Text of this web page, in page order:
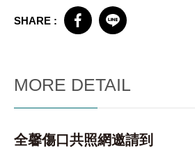
SHARE :
MORE DETAIL
全馨傷口共照網邀請到